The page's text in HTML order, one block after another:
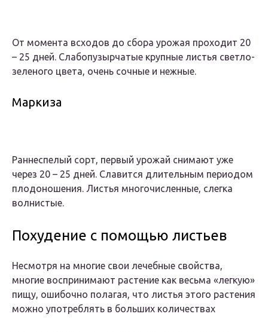
От момента всходов до сбора урожая проходит 20
– 25 дней. Слабопузырчатые крупные листья светло-
зеленого цвета, очень сочные и нежные.
Маркиза
Раннеспелый сорт, первый урожай снимают уже
через 20 – 25 дней. Славится длительным периодом
плодоношения. Листья многочисленные, слегка
волнистые.
Похудение с помощью листьев
Несмотря на многие свои лечебные свойства,
многие воспринимают растение как весьма «легкую»
пищу, ошибочно полагая, что листья этого растения
можно употреблять в больших количествах